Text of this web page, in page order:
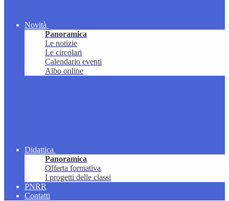
Novità
Panoramica
Le notizie
Le circolari
Calendario eventi
Albo online
Didattica
Panoramica
Offerta formativa
I progetti delle classi
PNRR
Contatti